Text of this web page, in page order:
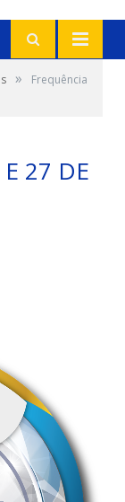
»
Frequência
27 DE